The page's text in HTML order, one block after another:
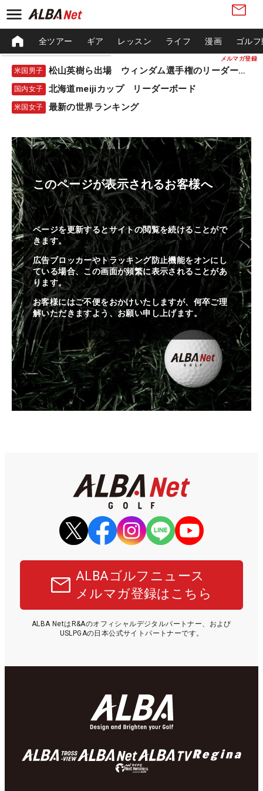
メルマガ登録
全ツアー ギア レッスン ライフ 漫画 ゴル
米国男子 松山英樹ら出場 ウィンダム選手権のリーダーボード
国内女子 北海道meijiカップ リーダーボード
米国女子 最新の世界ランキング
このページが表示されるお客様へ
ページを更新するとサイトの閲覧を続けることがで
きます。
広告ブロッカーやトラッキング防止機能をオンにし
ている場合、この画面が頻繁に表示されることがあ
ります。
お客様にはご不便をおかけいたしますが、何卒ご理
解いただきますよう、お願い申し上げます。
ALBAゴルフニュース
メルマガ登録はこちら
ALBA NetはR&Aのオフィシャルデジタルパートナー、および
USLPGAの日本公式サイトパートナーです。